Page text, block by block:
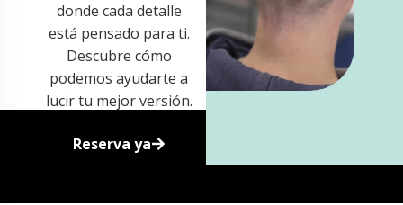
donde cada detalle
está pensado para ti.
Descubre cómo
podemos ayudarte a
lucir tu mejor versión.
Reserva ya